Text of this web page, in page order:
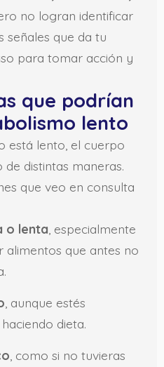
no logran identificar
señales que da tu
para tomar acción y
que podrían
lento
está lento, el cuerpo
distintas maneras.
que veo en consulta
o lenta , especialmente
alimentos que antes no
, aunque estés
dieta.
, como si no tuvieras